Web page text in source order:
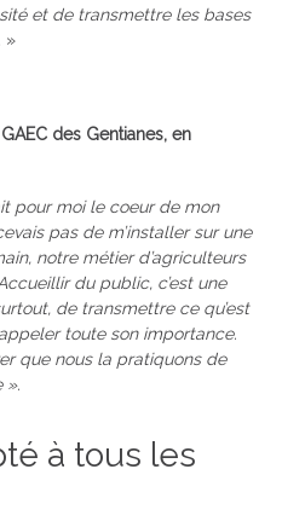
et de transmettre les bases
»
des Gentianes, en
pour moi le coeur de mon
pas de m’installer sur une
notre métier d’agriculteurs
du public, c’est une
de transmettre ce qu’est
toute son importance.
que nous la pratiquons de
».
à tous les